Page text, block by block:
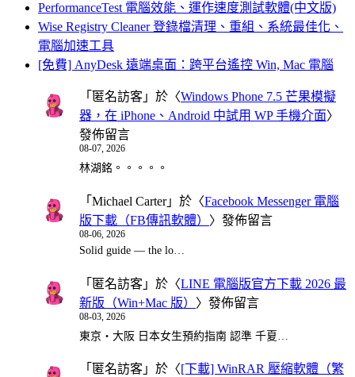
PerformanceTest 電腦效能、運作速度測試軟體(中文版)
Wise Registry Cleaner 登錄檔清理、重組、系統最佳化、
電腦加速工具
[免費] AnyDesk 遠端桌面：跨平台遙控 Win, Mac 電腦
「 匿名訪客 」於〈Windows Phone 7.5 芒果模擬
器，在 iPhone、Android 中試用 WP 手機介面〉
發佈留言
08-07, 2026
林湖銘。。。。。
「 Michael Carter」於〈Facebook Messenger 電腦
版下載（FB傳訊軟體） 〉發佈留言
08-06, 2026
Solid guide — the lo…
「 匿名訪客 」於〈LINE 電腦版官方下載 2026 最
新版（Win+Mac 版） 〉發佈留言
08-03, 2026
東京・大阪 日本女生預約指南 認準 千夏…
「 匿名訪客 」於〈[下載] WinRAR 壓縮軟體（繁